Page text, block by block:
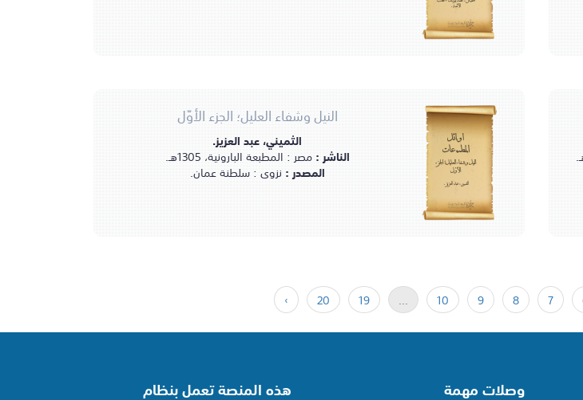
الأئمة.
أوائل
المطبوعات
النيل وشفاء العليل؛ الجزء
الأوّل
الثميني، عبد العزيز.
النيل وشفاء العليل؛ الجزء الأوّل
الثميني، عبد العزيز.
الناشر :مصر : المطبعة البارونية، 1305هـ.
المصدر : نزوى : سلطنة عمان.
7
8
9
10
...
19
20
›
وصلات مهمة هذه المنصة تعمل بنظام